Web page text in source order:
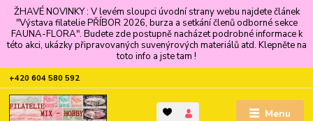
ŽHAVÉ NOVINKY : V levém sloupci úvodní strany webu najdete článek
"Výstava filatelie PŘÍBOR 2026, burza a setkání členů odborné sekce
FAUNA-FLORA". Budete zde postupně nacházet podrobné informace k
této akci, ukázky připravovaných suvenýrových materiálů atd. Klepněte na
toto info a jste tam !
Menu
+420 604 580 592